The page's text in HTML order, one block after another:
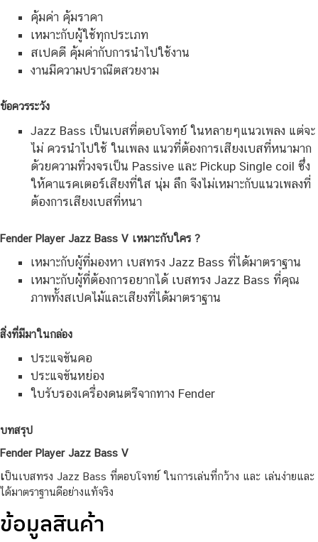
คุ้มค่า คุ้มราคา
เหมาะกับผู้ใช้ทุกประเภท
สเปคดี คุ้มค่ากับการนำไปใช้งาน
งานมีความปราณีตสวยงาม
ข้อควรระวัง
Jazz Bass เป็นเบสที่ตอบโจทย์ ในหลายๆแนวเพลง แต่จะ
ไม่ ควรนำไปใช้ ในเพลง แนวที่ต้องการเสียงเบสที่หนามาก
ด้วยความที่วงจรเป็น Passive และ Pickup Single coil ซึ่ง
ให้คาแรคเตอร์เสียงที่ใส นุ่ม ลึก จีงไม่เหมาะกับแนวเพลงที่
ต้องการเสียงเบสที่หนา
Fender Player Jazz Bass V เหมาะกับใคร ?
เหมาะกับผู้ที่มองหา เบสทรง Jazz Bass ที่ได้มาตราฐาน
เหมาะกับผู้ที่ต้องการอยากได้ เบสทรง Jazz Bass ที่คุณ
ภาพทั้งสเปคไม้และเสียงที่ได้มาตราฐาน
สิ่งที่มีมาในกล่อง
ประแจขันคอ
ประแจขันหย่อง
ใบรับรองเครื่องดนตรีจากทาง Fender
บทสรุป
Fender Player Jazz Bass V
เป็นเบสทรง Jazz Bass ที่ตอบโจทย์ ในการเล่นที่กว้าง และ เล่นง่ายและ
ได้มาตราฐานดีอย่างแท้จริง
ข้อมูลสินค้า